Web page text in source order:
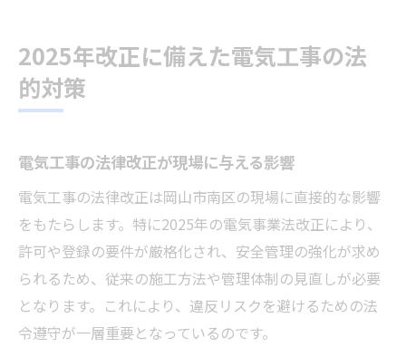
2025年改正に備えた電気工事の法
的対策
電気工事の法律改正が現場に与える影響
電気工事の法律改正は岡山市南区の現場に直接的な影響
をもたらします。特に2025年の電気事業法改正により、
許可や登録の要件が厳格化され、安全管理の強化が求め
られるため、従来の施工方法や管理体制の見直しが必要
となります。これにより、違反リスクを避けるための法
令遵守が一層重要となっているのです。